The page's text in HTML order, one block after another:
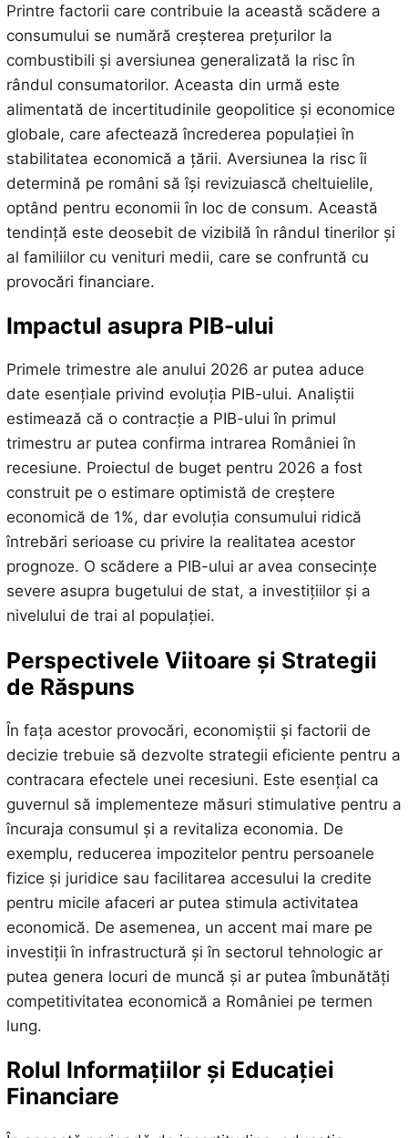
Printre factorii care contribuie la această scădere a
consumului se numără creșterea prețurilor la
combustibili și aversiunea generalizată la risc în
rândul consumatorilor. Aceasta din urmă este
alimentată de incertitudinile geopolitice și economice
globale, care afectează încrederea populației în
stabilitatea economică a țării. Aversiunea la risc îi
determină pe români să își revizuiască cheltuielile,
optând pentru economii în loc de consum. Această
tendință este deosebit de vizibilă în rândul tinerilor și
al familiilor cu venituri medii, care se confruntă cu
provocări financiare.
Impactul asupra PIB-ului
Primele trimestre ale anului 2026 ar putea aduce
date esențiale privind evoluția PIB-ului. Analiștii
estimează că o contracție a PIB-ului în primul
trimestru ar putea confirma intrarea României în
recesiune. Proiectul de buget pentru 2026 a fost
construit pe o estimare optimistă de creștere
economică de 1%, dar evoluția consumului ridică
întrebări serioase cu privire la realitatea acestor
prognoze. O scădere a PIB-ului ar avea consecințe
severe asupra bugetului de stat, a investițiilor și a
nivelului de trai al populației.
Perspectivele Viitoare și Strategii
de Răspuns
În fața acestor provocări, economiștii și factorii de
decizie trebuie să dezvolte strategii eficiente pentru a
contracara efectele unei recesiuni. Este esențial ca
guvernul să implementeze măsuri stimulative pentru a
încuraja consumul și a revitaliza economia. De
exemplu, reducerea impozitelor pentru persoanele
fizice și juridice sau facilitarea accesului la credite
pentru micile afaceri ar putea stimula activitatea
economică. De asemenea, un accent mai mare pe
investiții în infrastructură și în sectorul tehnologic ar
putea genera locuri de muncă și ar putea îmbunătăți
competitivitatea economică a României pe termen
lung.
Rolul Informațiilor și Educației
Financiare